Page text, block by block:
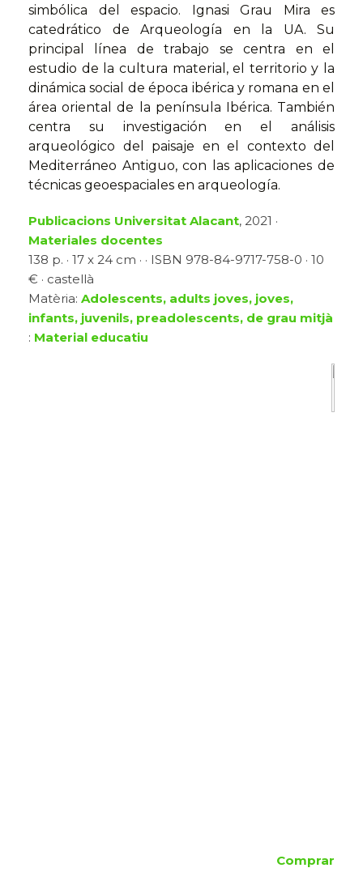
simbólica del espacio. Ignasi Grau Mira es
catedrático de Arqueología en la UA. Su
principal línea de trabajo se centra en el
estudio de la cultura material, el territorio y la
dinámica social de época ibérica y romana en el
área oriental de la península Ibérica. También
centra su investigación en el análisis
arqueológico del paisaje en el contexto del
Mediterráneo Antiguo, con las aplicaciones de
técnicas geoespaciales en arqueología.
Publicacions Universitat Alacant, 2021 ·
Materiales docentes
138 p. · 17 x 24 cm · · ISBN 978-84-9717-758-0 · 10
€ · castellà
Matèria: Adolescents, adults joves, joves,
infants, juvenils, preadolescents, de grau mitjà
: Material educatiu
Comprar